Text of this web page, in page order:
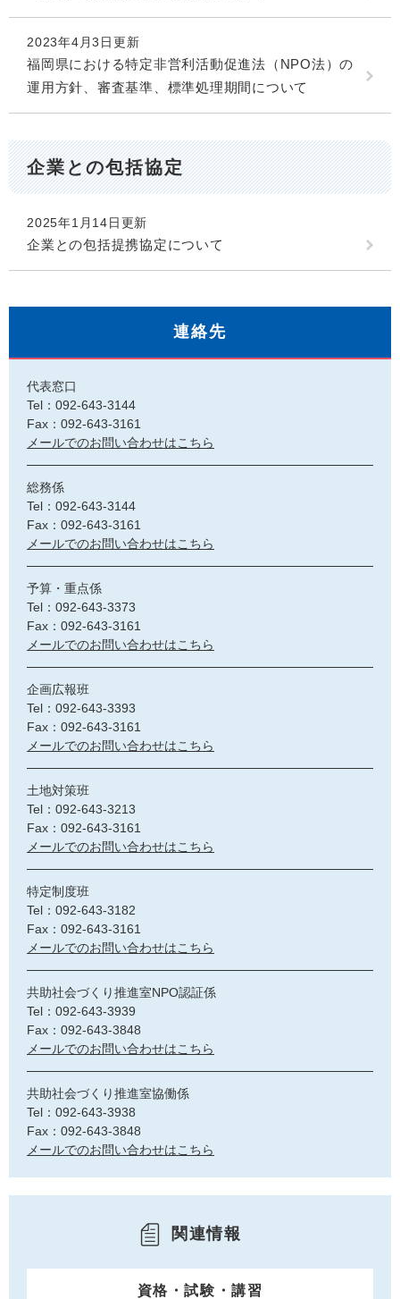
2023年4月3日更新
福岡県における特定非営利活動促進法（NPO法）の
運用方針、審査基準、標準処理期間について
企業との包括協定
2025年1月14日更新
企業との包括提携協定について
連絡先
代表窓口
Tel：092-643-3144
Fax：092-643-3161
メールでのお問い合わせはこちら
総務係
Tel：092-643-3144
Fax：092-643-3161
メールでのお問い合わせはこちら
予算・重点係
Tel：092-643-3373
Fax：092-643-3161
メールでのお問い合わせはこちら
企画広報班
Tel：092-643-3393
Fax：092-643-3161
メールでのお問い合わせはこちら
土地対策班
Tel：092-643-3213
Fax：092-643-3161
メールでのお問い合わせはこちら
特定制度班
Tel：092-643-3182
Fax：092-643-3161
メールでのお問い合わせはこちら
共助社会づくり推進室NPO認証係
Tel：092-643-3939
Fax：092-643-3848
メールでのお問い合わせはこちら
共助社会づくり推進室協働係
Tel：092-643-3938
Fax：092-643-3848
メールでのお問い合わせはこちら
関連情報
資格・試験・講習